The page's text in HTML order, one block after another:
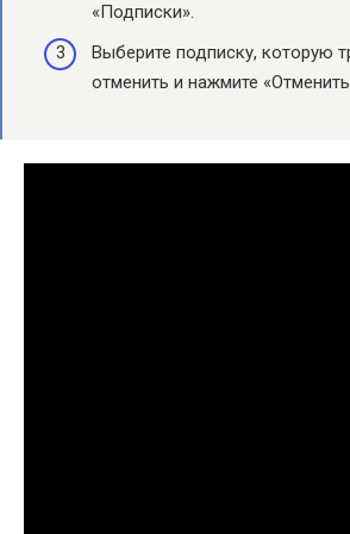
«Подписки».
Выберите подписку, которую
отменить и нажмите